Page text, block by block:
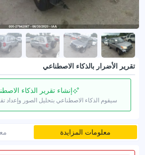
تقرير الأضرار بالذكاء الاصطناعي
إنشاء تقرير الذكاء
سيقوم الذكاء الاصطناعي بتحليل الصور وإعداد
معلومات المزايدة